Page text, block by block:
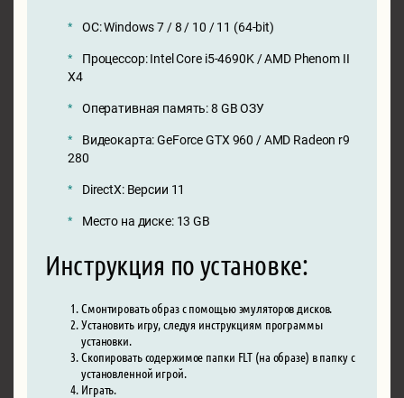
ОС: Windows 7 / 8 / 10 / 11 (64-bit)
Процессор: Intel Core i5-4690K / AMD Phenom II
X4
Оперативная память: 8 GB ОЗУ
Видеокарта: GeForce GTX 960 / AMD Radeon r9
280
DirectX: Версии 11
Место на диске: 13 GB
Инструкция по установке:
Смонтировать образ с помощью эмуляторов дисков.
Установить игру, следуя инструкциям программы
установки.
Скопировать содержимое папки FLT (на образе) в папку с
установленной игрой.
Играть.